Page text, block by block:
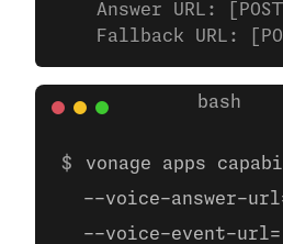
Answer URL:
Fallback URL:
vonage apps
--voice-answer-
--voice-event-